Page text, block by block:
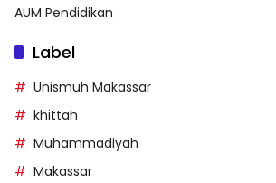
AUM Pendidikan
Label
Unismuh Makassar
khittah
Muhammadiyah
Makassar